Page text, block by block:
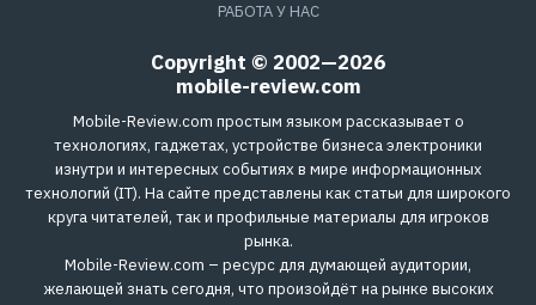
РАБОТА У НАС
Copyright © 2002—2026
mobile-review.com
Mobile-Review.com простым языком рассказывает о
технологиях, гаджетах, устройстве бизнеса электроники
изнутри и интересных событиях в мире информационных
технологий (IT). На сайте представлены как статьи для широкого
круга читателей, так и профильные материалы для игроков
рынка.
Mobile-Review.com – ресурс для думающей аудитории,
желающей знать сегодня, что произойдёт на рынке высоких